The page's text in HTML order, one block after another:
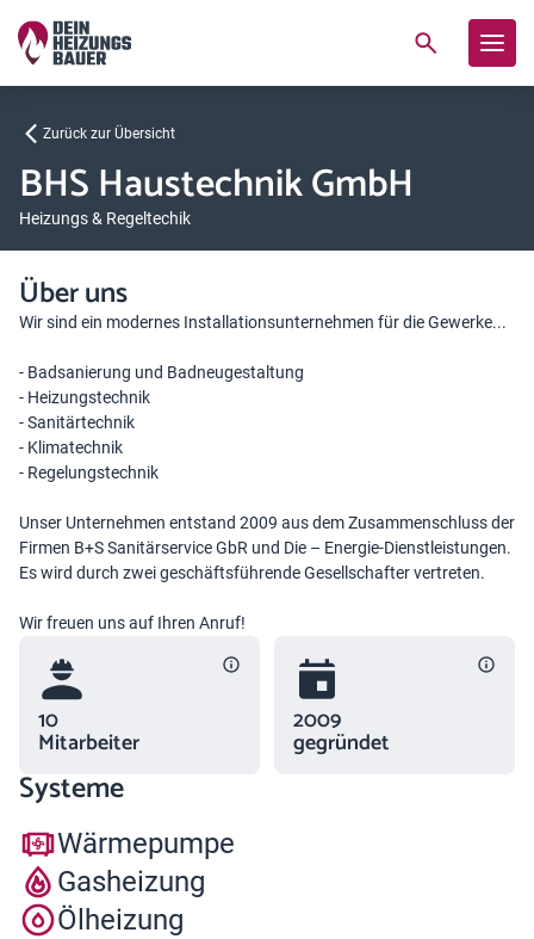
Zurück zur Übersicht
BHS Haustechnik GmbH
Heizungs & Regeltechik
Über uns
Wir sind ein modernes Installationsunternehmen für die Gewerke...
- Badsanierung und Badneugestaltung
- Heizungstechnik
- Sanitärtechnik
- Klimatechnik
- Regelungstechnik
Unser Unternehmen entstand 2009 aus dem Zusammenschluss der
Firmen B+S Sanitärservice GbR und Die – Energie-Dienstleistungen.
Es wird durch zwei geschäftsführende Gesellschafter vertreten.
Wir freuen uns auf Ihren Anruf!
10
Mitarbeiter
2009
gegründet
Systeme
Wärmepumpe
Gasheizung
Ölheizung